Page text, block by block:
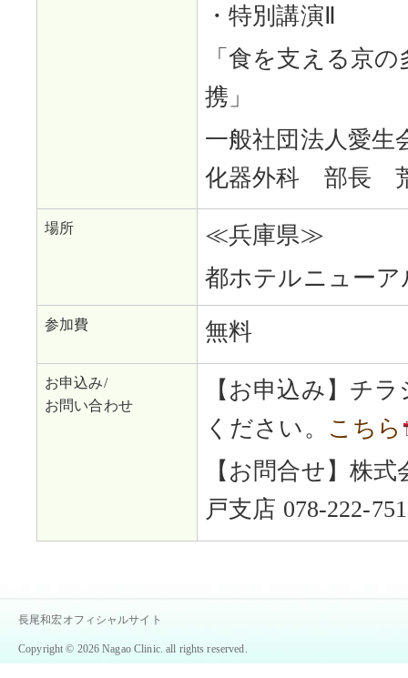
・特別講演Ⅱ
「食を支える京
携」
一般社団法人愛生
化器外科 部長
場所
≪兵庫県≫
都ホテルニュー
参加費 無料
お申込み/
お問い合わせ
【お申込み】チ
ください。
こちら
【お問合せ】株
戸支店 078-222-
長尾和宏オフィシャルサイト
Copyright © 2026 Nagao Clinic. all rights reserved.